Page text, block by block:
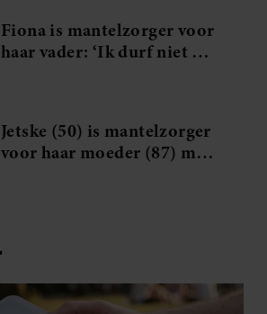
Fiona is mantelzorger voor
haar vader: ‘Ik durf niet op
Jetske (50) is mantelzorger
voor haar moeder (87) met